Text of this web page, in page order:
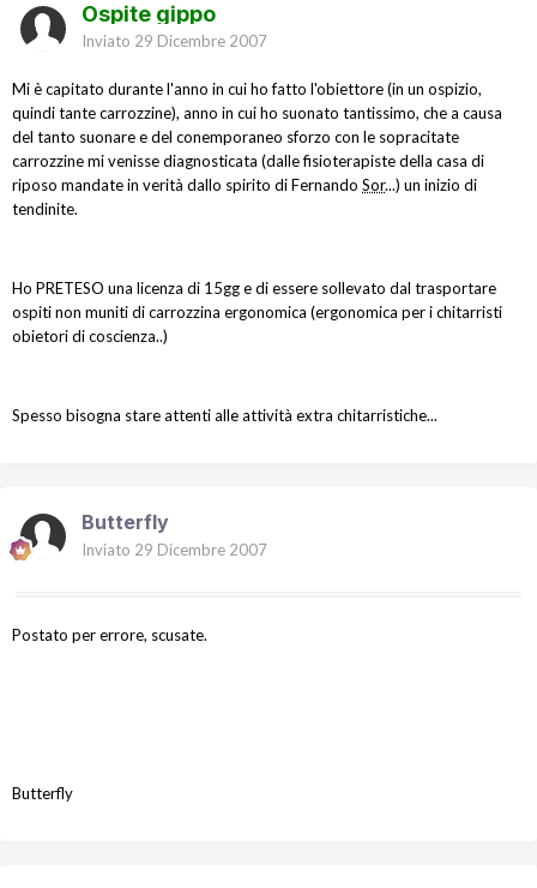
Ospite gippo
Inviato 29 Dicembre 2007
Mi è capitato durante l'anno in cui ho fatto l'obiettore (in un ospizio,
quindi tante carrozzine), anno in cui ho suonato tantissimo, che a causa
del tanto suonare e del conemporaneo sforzo con le sopracitate
carrozzine mi venisse diagnosticata (dalle fisioterapiste della casa di
riposo mandate in verità dallo spirito di Fernando Sor...) un inizio di
tendinite.
Ho PRETESO una licenza di 15gg e di essere sollevato dal trasportare
ospiti non muniti di carrozzina ergonomica (ergonomica per i chitarristi
obietori di coscienza..)
Spesso bisogna stare attenti alle attività extra chitarristiche...
Butterfly
Inviato 29 Dicembre 2007
Postato per errore, scusate.
Butterfly